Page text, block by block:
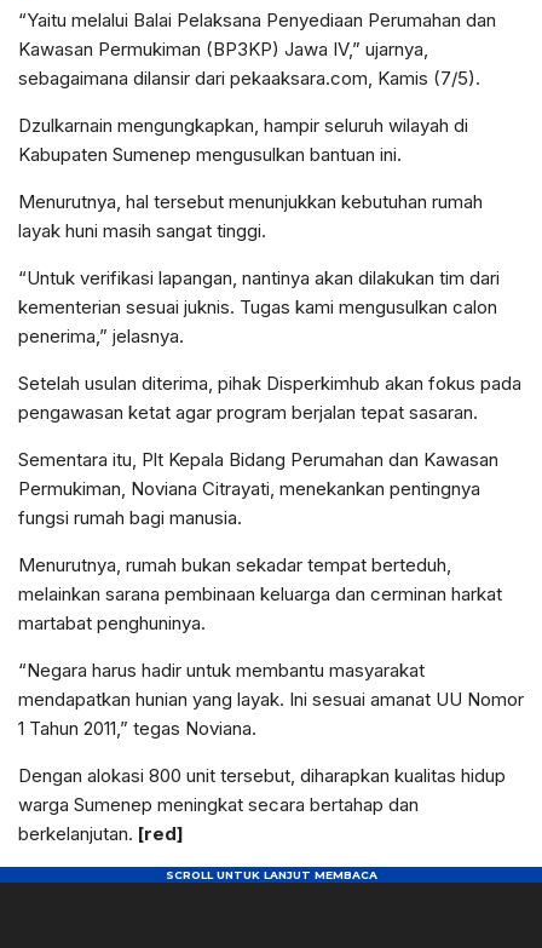
“Yaitu melalui Balai Pelaksana Penyediaan Perumahan dan
Kawasan Permukiman (BP3KP) Jawa IV,” ujarnya,
sebagaimana dilansir dari pekaaksara.com, Kamis (7/5).
Dzulkarnain mengungkapkan, hampir seluruh wilayah di
Kabupaten Sumenep mengusulkan bantuan ini.
Menurutnya, hal tersebut menunjukkan kebutuhan rumah
layak huni masih sangat tinggi.
“Untuk verifikasi lapangan, nantinya akan dilakukan tim dari
kementerian sesuai juknis. Tugas kami mengusulkan calon
penerima,” jelasnya.
Setelah usulan diterima, pihak Disperkimhub akan fokus pada
pengawasan ketat agar program berjalan tepat sasaran.
Sementara itu, Plt Kepala Bidang Perumahan dan Kawasan
Permukiman, Noviana Citrayati, menekankan pentingnya
fungsi rumah bagi manusia.
Menurutnya, rumah bukan sekadar tempat berteduh,
melainkan sarana pembinaan keluarga dan cerminan harkat
martabat penghuninya.
“Negara harus hadir untuk membantu masyarakat
mendapatkan hunian yang layak. Ini sesuai amanat UU Nomor
1 Tahun 2011,” tegas Noviana.
Dengan alokasi 800 unit tersebut, diharapkan kualitas hidup
warga Sumenep meningkat secara bertahap dan
berkelanjutan. [red]